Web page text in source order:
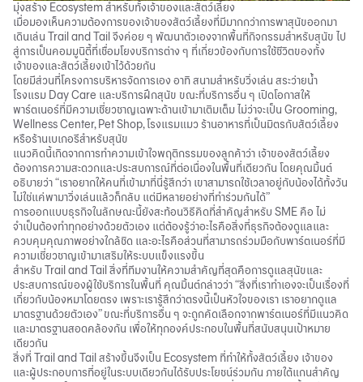
มุ่งสร้าง Ecosystem สำหรับทั้งเจ้าของและสัตว์เลี้ยง
เมื่อมองเห็นความต้องการของเจ้าของสัตว์เลี้ยงที่มีมากกว่าการพาสุนัขออกมา
เดินเล่น Trail and Tail จึงค่อย ๆ พัฒนาตัวเองจากพื้นที่กิจกรรมสำหรับสุนัข ไป
สู่การเป็นคอมมูนิตี้ที่เชื่อมโยงบริการต่าง ๆ ที่เกี่ยวข้องกับการใช้ชีวิตของทั้ง
เจ้าของและสัตว์เลี้ยงเข้าไว้ด้วยกัน
โดยมีส่วนที่โครงการบริหารจัดการเอง อาทิ สนามสำหรับวิ่งเล่น สระว่ายน้ำ
โรงแรม Day Care และบริการฝึกสุนัข ขณะที่บริการอื่น ๆ เปิดโอกาสให้
พาร์ตเนอร์ที่มีความเชี่ยวชาญเฉพาะด้านเข้ามาเติมเต็ม ไม่ว่าจะเป็น Grooming,
Wellness Center, Pet Shop, โรงแรมแมว ร้านอาหารที่เป็นมิตรกับสัตว์เลี้ยง
หรือร้านเบเกอรีสำหรับสุนัข
แนวคิดนี้เกิดจากการทำความเข้าใจพฤติกรรมของลูกค้าว่า เจ้าของสัตว์เลี้ยง
ต้องการความสะดวกและประสบการณ์ที่ต่อเนื่องในพื้นที่เดียวกัน โดยคุณมิ้นต์
อธิบายว่า “เราอยากให้คนที่เข้ามาที่นี่รู้สึกว่า เขาสามารถใช้เวลาอยู่กับน้องได้ทั้งวัน
ไม่ใช่แค่พามาวิ่งเล่นแล้วก็กลับ แต่มีหลายอย่างที่ทำร่วมกันได้”
การออกแบบธุรกิจในลักษณะนี้ยังสะท้อนวิธีคิดที่สำคัญสำหรับ SME คือ ไม่
จำเป็นต้องทำทุกอย่างด้วยตัวเอง แต่ต้องรู้ว่าอะไรคือสิ่งที่ธุรกิจต้องดูแลและ
ควบคุมคุณภาพอย่างใกล้ชิด และอะไรคือส่วนที่สามารถร่วมมือกับพาร์ตเนอร์ที่มี
ความเชี่ยวชาญเข้ามาเสริมให้ระบบแข็งแรงขึ้น
สำหรับ Trail and Tail สิ่งที่ทีมงานให้ความสำคัญที่สุดคือการดูแลสุนัขและ
ประสบการณ์ของผู้ใช้บริการในพื้นที่ คุณมิ้นต์กล่าวว่า “สิ่งที่เราทำเองจะเป็นเรื่องที่
เกี่ยวกับน้องหมาโดยตรง เพราะเรารู้สึกว่าตรงนี้เป็นหัวใจของเรา เราอยากดูแล
มาตรฐานด้วยตัวเอง” ขณะที่บริการอื่น ๆ จะถูกคัดเลือกจากพาร์ตเนอร์ที่มีแนวคิด
และมาตรฐานสอดคล้องกัน เพื่อให้ทุกองค์ประกอบในพื้นที่สนับสนุนเป้าหมาย
เดียวกัน
สิ่งที่ Trail and Tail สร้างขึ้นจึงเป็น Ecosystem ที่ทำให้ทั้งสัตว์เลี้ยง เจ้าของ
และผู้ประกอบการที่อยู่ในระบบเดียวกันได้รับประโยชน์ร่วมกัน ภายใต้แกนสำคัญ